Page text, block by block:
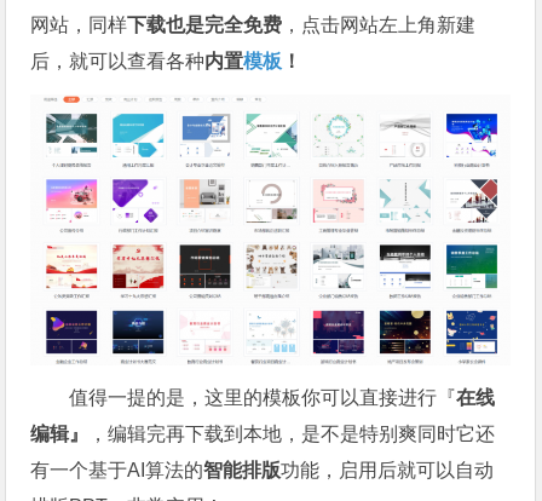
网站，同样下载也是完全免费 ，点击网站左上角新建
后，就可以查看各种内置模板 ！
值得一提的是，这里的模板你可以直接进行『在线
编辑』
，编辑完再下载到本地，是不是特别爽同时它还
有一个基于AI算法的智能排版功能，启用后就可以自动